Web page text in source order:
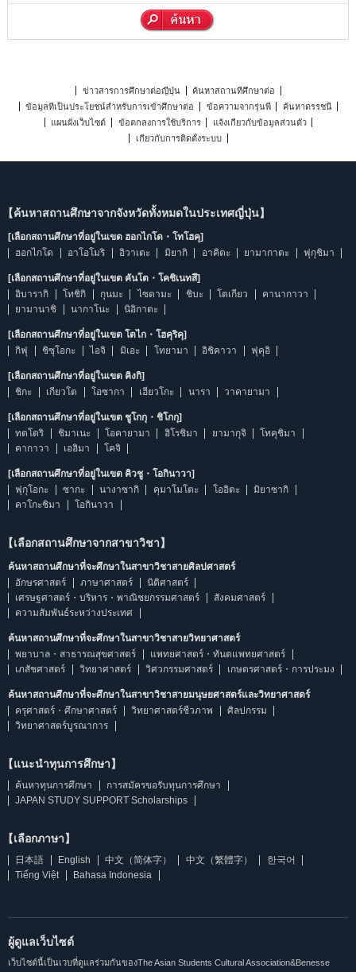
ข่าวสารการศึกษาต่อญี่ปุ่น
ค้นหาสถานที่ศึกษาต่อ
ข้อมูลที่เป็นประโยชน์สำหรับการเข้าศึกษาต่อ
ข้อความจากรุ่นพี่
ค้นหาดรรชนี
แผนผังเว็บไซต์
ข้อตกลงการใช้บริการ
แจ้งเกี่ยวกับข้อมูลส่วนตัว
เกี่ยวกับการติดตั้งระบบ
【ค้นหาสถานศึกษาจากจังหวัดทั้งหมดในประเทศญี่ปุ่น】
[เลือกสถานศึกษาที่อยู่ในเขต ฮอกไกโด・โทโฮคุ]
ฮอกไกโด
อาโอโมริ อิวาเตะ มิยากิ อาคิตะ ยามากาตะ ฟุกุชิมา
[เลือกสถานศึกษาที่อยู่ในเขต คันโต・โคชิเนทสึ]
อิบารากิ
โทชิกิ กุนมะ ไซตามะ ชิบะ โตเกียว
คานากาวา
ยามานาชิ
นากาโนะ นิอิกาตะ
[เลือกสถานศึกษาที่อยู่ในเขต โตไก・โฮคุริคุ]
กิฟุ
ชิซุโอกะ ไอจิ มิเอะ โทยามา อิชิคาวา ฟุคุอิ
[เลือกสถานศึกษาที่อยู่ในเขต คิงกิ]
ชิกะ
เกียวโต โอซากา เฮียวโกะ นารา วาคายามา
[เลือกสถานศึกษาที่อยู่ในเขต ชูโกกุ・ชิโกกุ]
ทตโตริ
ชิมาเนะ โอคายามา ฮิโรชิมา ยามากุจิ
โทคุชิมา
คากาวา
เอฮิมา โคจิ
[เลือกสถานศึกษาที่อยู่ในเขต คิวชู・โอกินาวา]
ฟุกุโอกะ
ซากะ นางาซากิ คุมาโมโตะ โออิตะ
มิยาซากิ
คาโกะชิมา
โอกินาวา
【เลือกสถานศึกษาจากสาขาวิชา】
ค้นหาสถานศึกษาที่จะศึกษาในสาขาวิชาสายศิลปศาสตร์
อักษรศาสตร์
ภาษาศาสตร์
นิติศาสตร์
เศรษฐศาสตร์・บริหาร・พาณิชยกรรมศาสตร์
สังคมศาสตร์
ความสัมพันธ์ระหว่างประเทศ
ค้นหาสถานศึกษาที่จะศึกษาในสาขาวิชาสายวิทยาศาสตร์
พยาบาล・สาธารณสุขศาสตร์
แพทยศาสตร์・ทันตแพทยศาสตร์
เภสัชศาสตร์
วิทยาศาสตร์ วิศวกรรมศาสตร์ เกษตรศาสตร์・การประมง
ค้นหาสถานศึกษาที่จะศึกษาในสาขาวิชาสายมนุษยศาสตร์และวิทยาศาสตร์
ครุศาสตร์・ศึกษาศาสตร์
วิทยาศาสตร์ชีวภาพ
ศิลปกรรม
วิทยาศาสตร์บูรณาการ
【แนะนำทุนการศึกษา】
ค้นหาทุนการศึกษา
การสมัครขอรับทุนการศึกษา
JAPAN STUDY SUPPORT Scholarships
【เลือกภาษา】
日本語 English 中文（简体字） 中文（繁體字）
한국어
Tiếng Việt
Bahasa Indonesia
ผู้ดูแลเว็บไซต์
เว็บไซต์นี้เป็นเวบที่ดูแลร่วมกันของThe Asian Students Cultural Association&Benesse